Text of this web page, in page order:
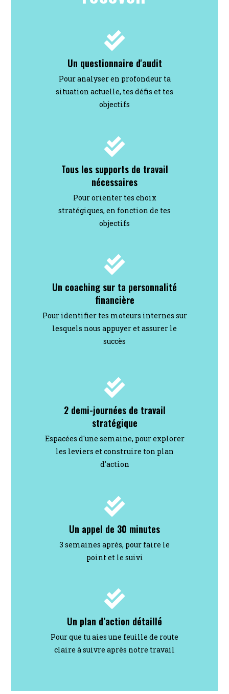
Un questionnaire d'audit
Pour analyser en profondeur ta
situation actuelle, tes défis et tes
objectifs
Tous les supports de travail
nécessaires
Pour orienter tes choix
stratégiques, en fonction de tes
objectifs
Un coaching sur ta personnalité
financière
Pour identifier tes moteurs internes sur
lesquels nous appuyer et assurer le
succès
2 demi-journées de travail
stratégique
Espacées d'une semaine, pour explorer
les leviers et construire ton plan
d'action
Un appel de 30 minutes
3 semaines après, pour faire le
point et le suivi
Un plan d’action détaillé
Pour que tu aies une feuille de route
claire à suivre après notre travail